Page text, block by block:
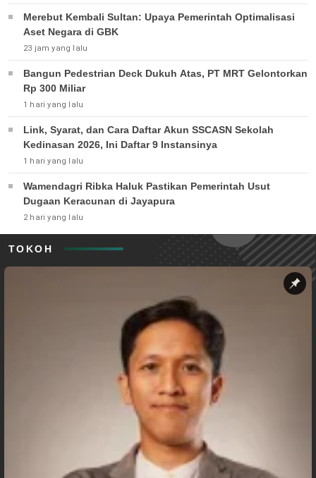
Merebut Kembali Sultan: Upaya Pemerintah Optimalisasi
Aset Negara di GBK
23 jam yang lalu
Bangun Pedestrian Deck Dukuh Atas, PT MRT Gelontorkan
Rp 300 Miliar
1 hari yang lalu
Link, Syarat, dan Cara Daftar Akun SSCASN Sekolah
Kedinasan 2026, Ini Daftar 9 Instansinya
1 hari yang lalu
Wamendagri Ribka Haluk Pastikan Pemerintah Usut
Dugaan Keracunan di Jayapura
2 hari yang lalu
TOKOH